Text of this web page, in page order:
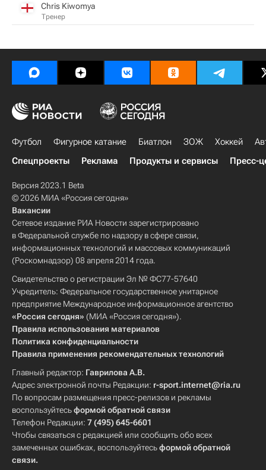
Chris Kiwomya
Тренер
Футбол Фигурное катание Биатлон ЗОЖ Хоккей
Спецпроекты
Реклама Продукты и сервисы Пресс-
Версия 2023.1 Beta
© 2026 МИА «Россия сегодня»
Вакансии
Сетевое издание РИА Новости зарегистрировано
в Федеральной службе по надзору в сфере связи,
информационных технологий и массовых коммуникаций
(Роскомнадзор) 08 апреля 2014 года.
Свидетельство о регистрации Эл № ФС77-57640
Учредитель: Федеральное государственное унитарное
предприятие Международное информационное агентство
«Россия сегодня» (МИА «Россия сегодня»).
Правила использования материалов
Политика конфиденциальности
Правила применения рекомендательных технологий
Главный редактор: Гаврилова А.В.
Адрес электронной почты Редакции: r-sport.internet@ria.ru
По вопросам размещения пресс-релизов и рекламы
воспользуйтесьформой обратной связи
Телефон Редакции: 7 (495) 645-6601
Чтобы связаться с редакцией или сообщить обо всех
замеченных ошибках, воспользуйтесьформой обратной
связи.